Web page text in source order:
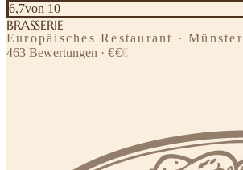
6,7von 10
BRASSERIE
Europäisches Restaurant · Münster
463 Bewertungen · €€€